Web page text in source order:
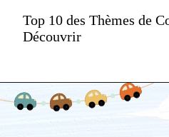
Top 10 des Thèmes de
Découvrir